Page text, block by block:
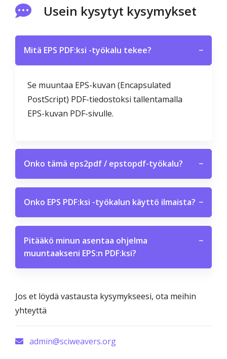
Usein kysytyt kysymykset
Mitä EPS PDF:ksi -työkalu tekee? −
Se muuntaa EPS-kuvan (Encapsulated
PostScript) PDF-tiedostoksi tallentamalla
EPS-kuvan PDF-sivulle.
Onko tämä eps2pdf / epstopdf-työkalu? −
Onko EPS PDF:ksi -työkalun käyttö ilmaista? −
Pitääkö minun asentaa ohjelma
muuntaakseni EPS:n PDF:ksi?
−
Jos et löydä vastausta kysymykseesi, ota meihin
yhteyttä
admin@sciweavers.org